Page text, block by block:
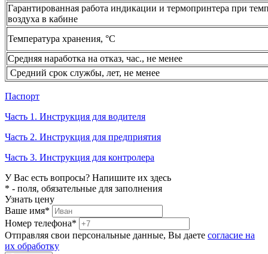
Гарантированная работа индикации и термопринтера при
воздуха в кабине
Температура хранения, °C
Средняя наработка на отказ, час., не менее
Средний срок службы, лет, не менее
Паспорт
Часть 1. Инструкция для водителя
Часть 2. Инструкция для предприятия
Часть 3. Инструкция для контролера
У Вас есть вопросы? Напишите их здесь
* - поля, обязательные для заполнения
Узнать цену
Ваше имя*
Номер телефона*
Отправляя свои персональные данные, Вы даете согласие на
их обработку